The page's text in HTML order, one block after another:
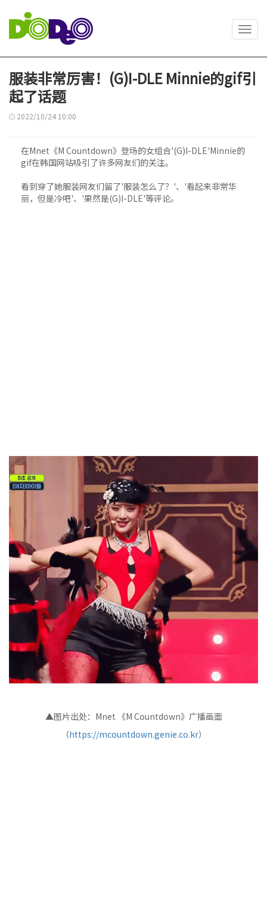
服装非常厉害！(G)I-DLE Minnie的gif引
起了话题
2022/10/24 10:00
在Mnet《M Countdown》登场的女组合'(G)I-DLE'Minnie的
gif在韩国网站吸引了许多网友们的关注。
看到穿了她服装网友们留了'服装怎么了？'、'看起来非常华
丽，但是冷吧'、'果然是(G)I-DLE'等评论。
▲图片出处：Mnet 《M Countdown》广播画面
（https://mcountdown.genie.co.kr）